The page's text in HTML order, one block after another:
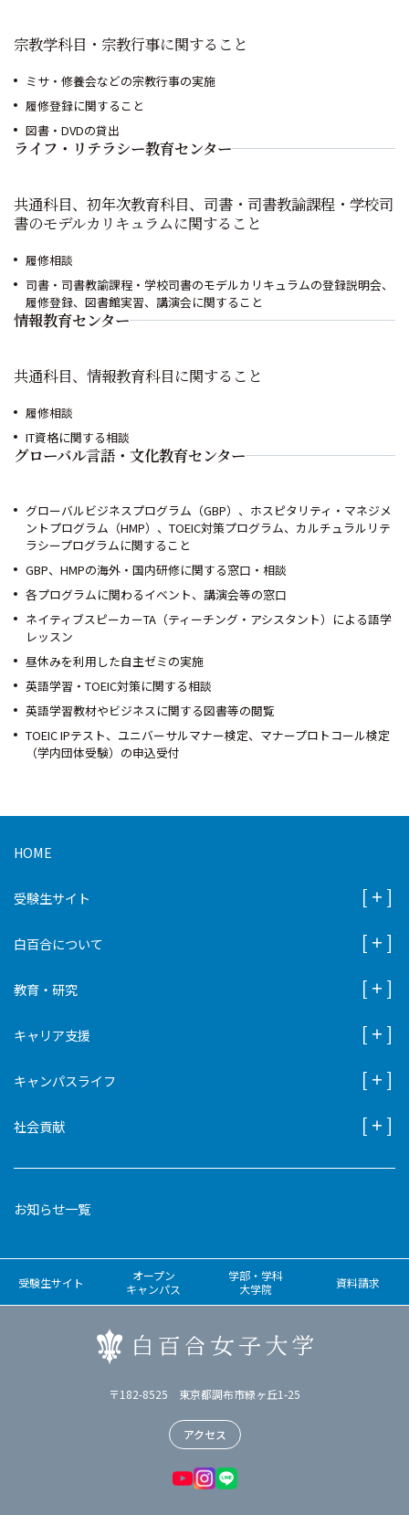
宗教学科目・宗教行事に関すること
ミサ・修養会などの宗教行事の実施
履修登録に関すること
図書・DVDの貸出
ライフ・リテラシー教育センター
共通科目、初年次教育科目、司書・司書教諭課程・学校司
書のモデルカリキュラムに関すること
履修相談
司書・司書教諭課程・学校司書のモデルカリキュラムの登録説明会、
履修登録、図書館実習、講演会に関すること
情報教育センター
共通科目、情報教育科目に関すること
履修相談
IT資格に関する相談
グローバル言語・文化教育センター
グローバルビジネスプログラム（GBP）、ホスピタリティ・マネジメ
ントプログラム（HMP）、TOEIC対策プログラム、カルチュラルリテ
ラシープログラムに関すること
GBP、HMPの海外・国内研修に関する窓口・相談
各プログラムに関わるイベント、講演会等の窓口
ネイティブスピーカーTA（ティーチング・アシスタント）による語学
レッスン
昼休みを利用した自主ゼミの実施
英語学習・TOEIC対策に関する相談
英語学習教材やビジネスに関する図書等の閲覧
TOEIC IPテスト、ユニバーサルマナー検定、マナープロトコール検定
（学内団体受験）の申込受付
HOME
受験生サイト
白百合について
教育・研究
キャリア支援
キャンパスライフ
社会貢献
お知らせ一覧
受験生サイト
オープン
キャンパス
学部・学科
大学院
資料請求
〒182-8525 東京都調布市緑ヶ丘1-25
アクセス